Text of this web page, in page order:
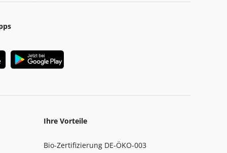
Ihre Vorteile
Bio-Zertifizierung DE-ÖKO-003